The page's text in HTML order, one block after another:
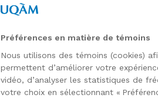
Préférences en matière de témoins
Nous utilisons des témoins (cookies)
permettent d’améliorer votre
vidéo, d’analyser les statistiques de
votre choix en sélectionnant «